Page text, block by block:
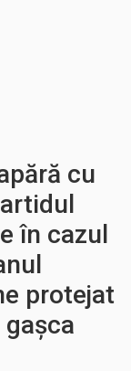
cu
în cazul
protejat